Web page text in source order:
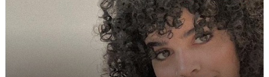
جسدها
والجمهور
يتفاعل